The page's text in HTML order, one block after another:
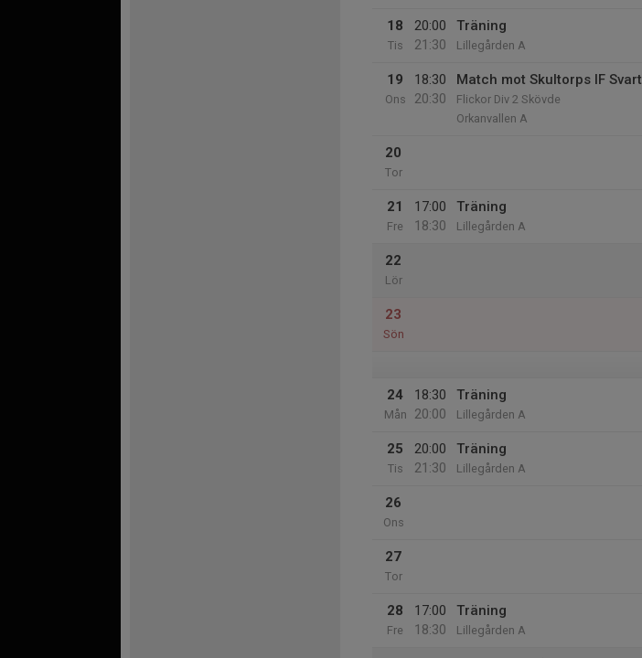
18
Tis
20:00
21:30
Träning
Lillegården A
19
Ons
18:30
20:30
Match mot Skultorps IF Svart
Flickor Div 2 Skövde
Orkanvallen A
20
Tor
21
Fre
17:00
18:30
Träning
Lillegården A
22
Lör
23
Sön
24
Mån
18:30
20:00
Träning
Lillegården A
25
Tis
20:00
21:30
Träning
Lillegården A
26
Ons
27
Tor
28
Fre
17:00
18:30
Träning
Lillegården A